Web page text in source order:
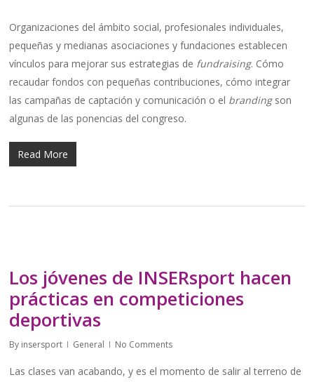
Organizaciones del ámbito social, profesionales individuales,
pequeñas y medianas asociaciones y fundaciones establecen
vínculos para mejorar sus estrategias de fundraising. Cómo
recaudar fondos con pequeñas contribuciones, cómo integrar
las campañas de captación y comunicación o el brandingson
algunas de las ponencias del congreso.
Read More
Los jóvenes de INSERsport hacen
prácticas en competiciones
deportivas
By insersport General No Comments
Las clases van acabando, y es el momento de salir al terreno de